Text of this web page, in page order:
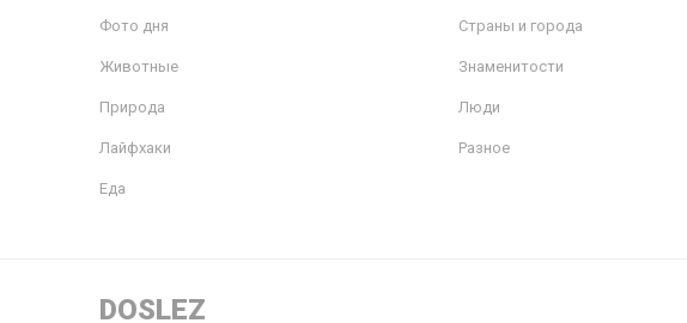
Фото дня
Животные
Природа
Лайфхаки
Еда
Страны и города
Знаменитости
Люди
Разное
DOSLEZ